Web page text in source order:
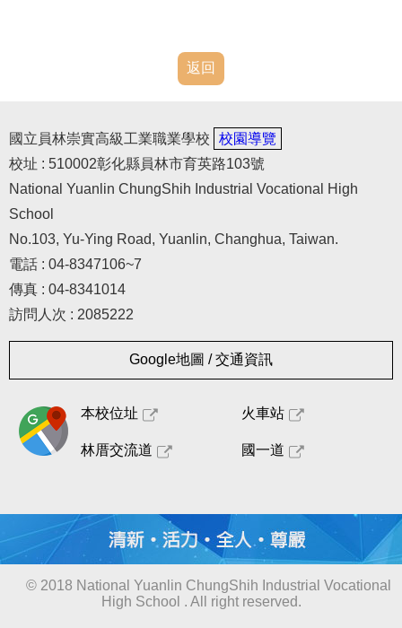
返回
國立員林崇實高級工業職業學校
校園導覽
校址 : 510002彰化縣員林市育英路103號
National Yuanlin ChungShih Industrial Vocational High
School
No.103, Yu-Ying Road, Yuanlin, Changhua, Taiwan.
電話 : 04-8347106~7
傳真 : 04-8341014
訪問人次 : 2085222
Google地圖 / 交通資訊
本校位址 火車站
林厝交流道 國一道
© 2018 National Yuanlin ChungShih Industrial Vocational
High School . All right reserved.